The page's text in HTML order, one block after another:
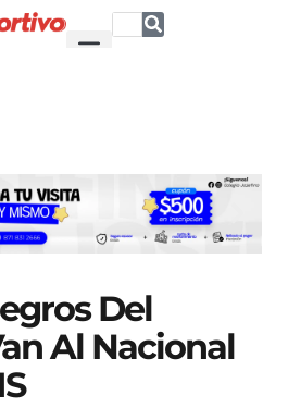
Del
Al Nacional